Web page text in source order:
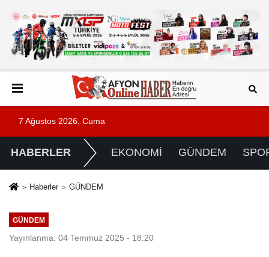
7 Ağustos 2026, Cuma
HABERLER EKONOMİ GÜNDEM
Haberler GÜNDEM
GÜNDEM
Yayınlanma: 04 Temmuz 2025 - 18:20